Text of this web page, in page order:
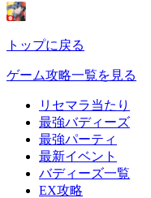
トップに戻る
ゲーム攻略一覧を見る
リセマラ当たり
最強バディーズ
最強パーティ
最新イベント
バディーズ一覧
EX攻略